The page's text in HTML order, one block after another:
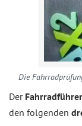
Die
Der
den folgenden